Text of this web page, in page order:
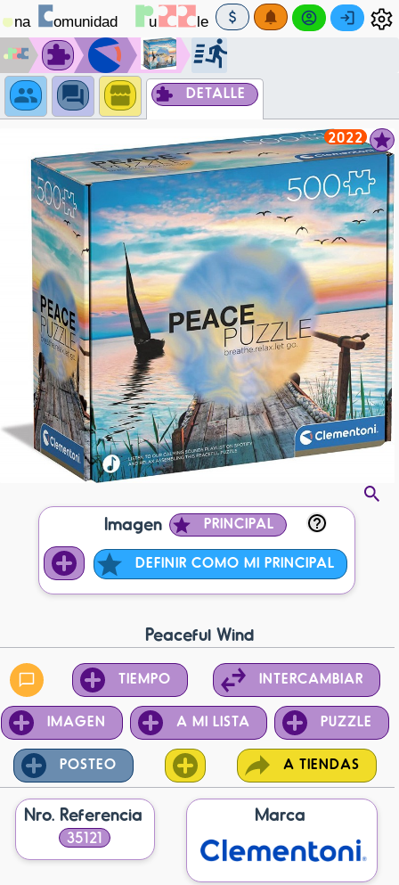
DETALLE
2022
Imagen PRINCIPAL
DEFINIR COMO MI PRINCIPAL
Peaceful Wind
TIEMPO INTERCAMBIAR
IMAGEN A MI LISTA PUZZLE
POSTEO A TIENDAS
Nro. Referencia
35121
Marca